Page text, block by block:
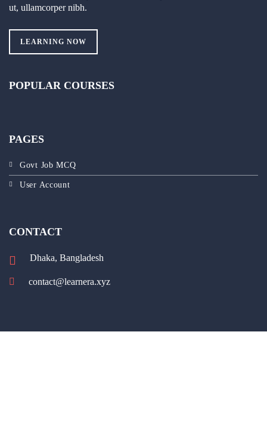
ut, ullamcorper nibh.
LEARNING NOW
POPULAR COURSES
PAGES
Govt Job MCQ
User Account
CONTACT
Dhaka, Bangladesh
contact@learnera.xyz